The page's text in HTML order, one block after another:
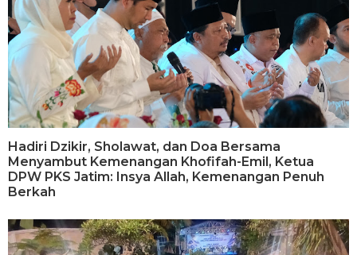
Hadiri Dzikir, Sholawat, dan Doa Bersama
Menyambut Kemenangan Khofifah-Emil, Ketua
DPW PKS Jatim: Insya Allah, Kemenangan Penuh
Berkah